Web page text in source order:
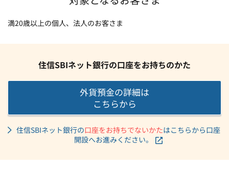
満20歳以上の個人、法人のお客さま
住信SBIネット銀行の口座をお持ちのかた
外貨預金の詳細は
こちらから
住信SBIネット銀行の口座をお持ちでないかたはこちらから口座
開設へお進みください。